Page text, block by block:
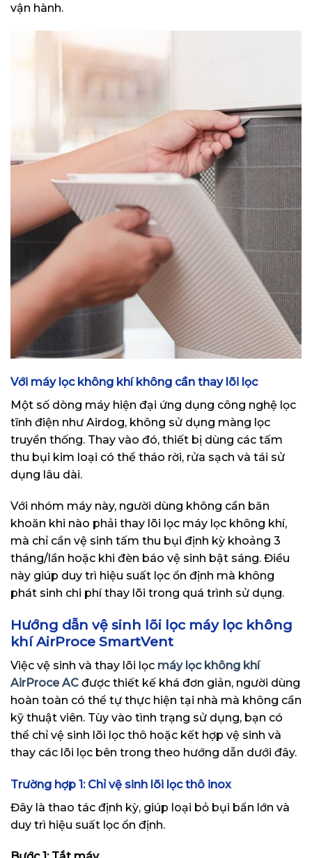
vận hành.
Với máy lọc không khí không cần thay lõi lọc
Một số dòng máy hiện đại ứng dụng công nghệ lọc
tĩnh điện như Airdog, không sử dụng màng lọc
truyền thống. Thay vào đó, thiết bị dùng các tấm
thu bụi kim loại có thể tháo rời, rửa sạch và tái sử
dụng lâu dài.
Với nhóm máy này, người dùng không cần băn
khoăn khi nào phải thay lõi lọc máy lọc không khí,
mà chỉ cần vệ sinh tấm thu bụi định kỳ khoảng 3
tháng/lần hoặc khi đèn báo vệ sinh bật sáng. Điều
này giúp duy trì hiệu suất lọc ổn định mà không
phát sinh chi phí thay lõi trong quá trình sử dụng.
Hướng dẫn vệ sinh lõi lọc máy lọc không
khí AirProce SmartVent
Việc vệ sinh và thay lõi lọc máy lọc không khí
AirProce AC được thiết kế khá đơn giản, người dùng
hoàn toàn có thể tự thực hiện tại nhà mà không cần
kỹ thuật viên. Tùy vào tình trạng sử dụng, bạn có
thể chỉ vệ sinh lõi lọc thô hoặc kết hợp vệ sinh và
thay các lõi lọc bên trong theo hướng dẫn dưới đây.
Trường hợp 1: Chỉ vệ sinh lõi lọc thô inox
Đây là thao tác định kỳ, giúp loại bỏ bụi bẩn lớn và
duy trì hiệu suất lọc ổn định.